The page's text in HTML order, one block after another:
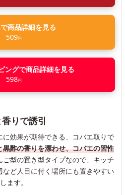
商品詳細を見る
509円
ングで商品詳細を見る
598円
りで誘引
効果が期待できる、コバエ取りで
酢の香りを漂わせ、コバエの習性
ご型の置き型タイプなので、キッチ
ど人目に付く場所にも置きやすい
ます。